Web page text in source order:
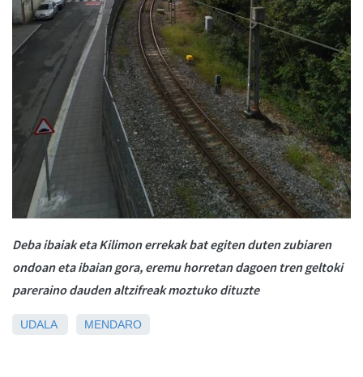
Deba ibaiak eta Kilimon errekak bat egiten duten zubiaren
ondoan eta ibaian gora, eremu horretan dagoen tren geltoki
pareraino dauden altzifreak moztuko dituzte
UDALA MENDARO